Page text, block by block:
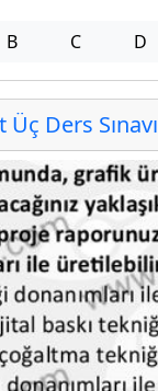
B C D
Ders Sınavı